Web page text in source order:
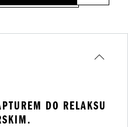
DO RELAKSU